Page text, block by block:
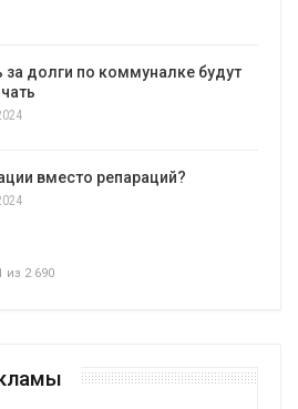
за долги по коммуналке будут
вместо репараций?
из 2 690